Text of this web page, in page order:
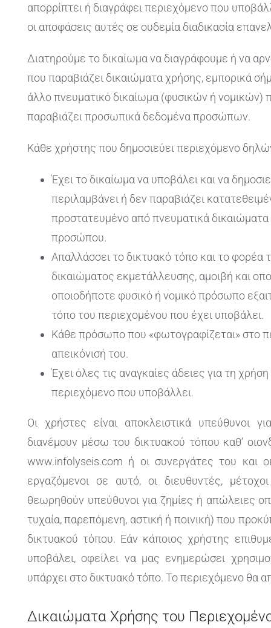
απορρίπτει ή διαγράφει περιεχόμενο που
οι αποφάσεις αυτές σε ουδεμία διαδικασία
Διατηρούμε το δικαίωμα να διαγράφουμε ή να
που παραβιάζει δικαιώματα χρήσης, εμπορικά
άλλο πνευματικό δικαίωμα (φυσικών ή
παραβιάζει προσωπικά δεδομένα προσώπων.
Κάθε χρήστης που δημοσιεύει περιεχόμενο
Έχει το δικαίωμα να υποβάλει και να
περιλαμβάνει ή δεν παραβιάζει
προστατευμένο από πνευματικά
προσώπου.
Απαλλάσσει το δικτυακό τόπο και το φορέα
δικαιώματος εκμετάλλευσης, αμοιβή και
οποιοδήποτε φυσικό ή νομικό πρόσωπο
τόπο του περιεχομένου που έχει υποβάλει.
Κάθε πρόσωπο που «φωτογραφίζεται» στο
απεικόνισή του.
Έχει όλες τις αναγκαίες άδειες για τη
περιεχόμενο που υποβάλλει.
Οι χρήστες είναι αποκλειστικά υπεύθυνοι
διανέμουν μέσω του δικτυακού τόπου καθ’
www.infolyseis.com ή οι συνεργάτες του και
εργαζόμενοι σε αυτό, οι διευθυντές,
θεωρηθούν υπεύθυνοι για ζημίες ή απώλειες
τυχαία, παρεπόμενη, αστική ή ποινική) που
δικτυακού τόπου. Εάν κάποιος χρήστης
υποβάλει, οφείλει να μας ενημερώσει
υπάρχει στο δικτυακό τόπο. Το περιεχόμενο θα
Δικαιώματα Xρήσης του